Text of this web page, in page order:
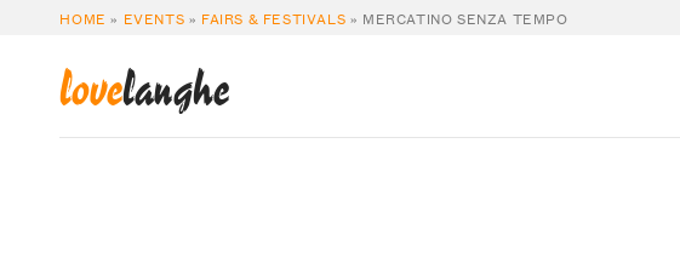
HOME » EVENTS » FAIRS & FESTIVALS » MERCATINO SENZA TEMPO
lovelanghe